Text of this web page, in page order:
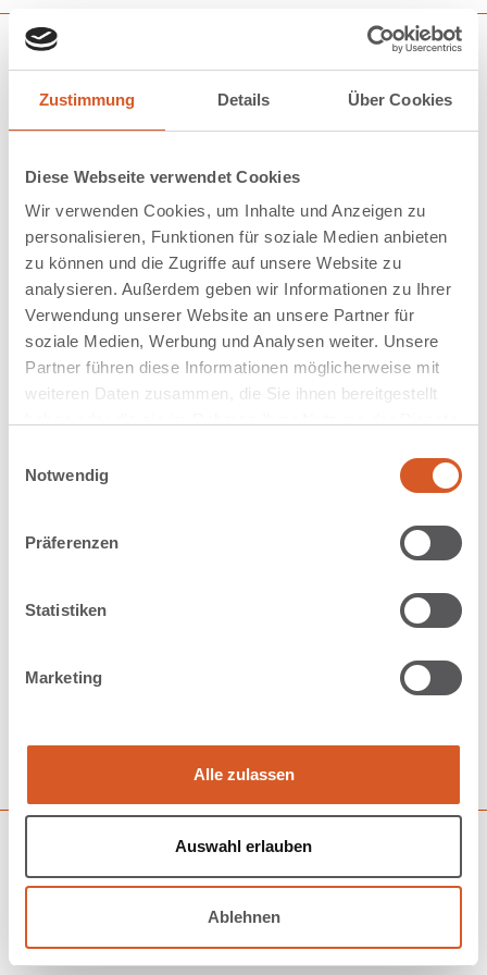
Zustimmung Details Über Cookies
Diese Webseite verwendet Cookies
Wir verwenden Cookies, um Inhalte und Anzeigen zu
personalisieren, Funktionen für soziale Medien anbieten
zu können und die Zugriffe auf unsere Website zu
analysieren. Außerdem geben wir Informationen zu Ihrer
Verwendung unserer Website an unsere Partner für
soziale Medien, Werbung und Analysen weiter. Unsere
Partner führen diese Informationen möglicherweise mit
weiteren Daten zusammen, die Sie ihnen bereitgestellt
Notwendig
Präferenzen
Statistiken
Marketing
Alle zulassen
Auswahl erlauben
Ablehnen
Datenschutz
Impressum
AGB